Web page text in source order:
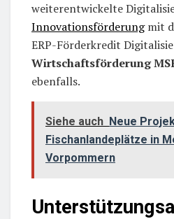
weiterentwickelte
Innovationsförderungmit
ERP-Förderkredit
Wirtschaftsförderung
ebenfalls.
Siehe auch Neue
Fischanlandeplätze in
Vorpommern